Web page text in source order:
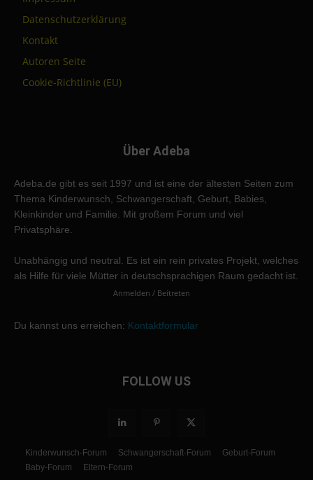
Datenschutzerklärung
Kontakt
Autoren Seite
Cookie-Richtlinie (EU)
Über Adeba
Adeba.de gibt es seit 1997 und ist eine der ältesten Seiten zum
Thema Kinderwunsch, Schwangerschaft, Geburt, Babies,
Kleinkinder und Familie. Mit großem Forum und viel
Privatsphäre.
Unabhängig und neutral. Es ist ein rein privates Projekt, welches
als Hilfe für viele Mütter in deutschsprachigen Raum gedacht ist.
Anmelden / Beitreten
Du kannst uns erreichen: Kontaktformular
FOLLOW US
Kinderwunsch-Forum Schwangerschaft-Forum
Geburt-Forum
Baby-Forum
Eltern-Forum